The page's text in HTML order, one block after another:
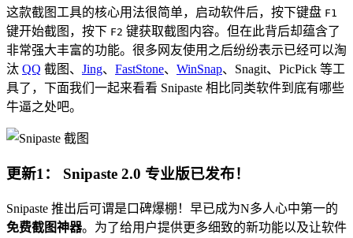
这款截图工具的核心用法很简单，启动软件后，按下键盘 F1
键开始截图，按下 F2 键获取截图内容。但在此背后却蕴含了
非常强大丰富的功能。很多网友使用之后纷纷表示已经可以淘
汰 QQ 截图、 Jing、 FastStone、 WinSnap、Snagit、PicPick 等工
具了，下面我们一起来看看 Snipaste 相比同类软件到底有哪些
牛逼之处吧。
更新1： Snipaste 2.0 专业版已发布！
Snipaste 推出后可谓是口碑爆棚！早已成为N多人心中第一的
免费截图神器。为了给用户提供更多细致的新功能以及让软件